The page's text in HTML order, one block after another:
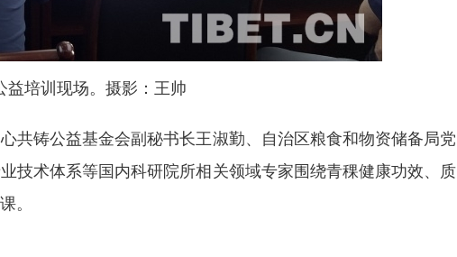
益培训现场。摄影：王帅
铸公益基金会副秘书长王淑勤、自治区粮食和物资储备局党
技术体系等国内科研院所相关领域专家围绕青稞健康功效、质
。